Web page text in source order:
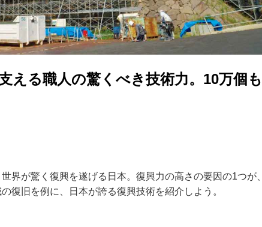
える職人の驚くべき技術力。10万個も
界が驚く復興を遂げる日本。復興力の高さの要因の1つが、
復旧を例に、日本が誇る復興技術を紹介しよう。